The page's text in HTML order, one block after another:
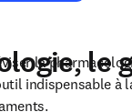
le
la
indispensable à